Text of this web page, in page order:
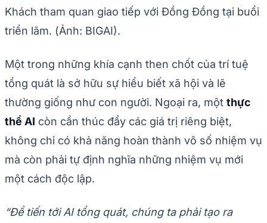
Khách tham quan giao tiếp với Đồng Đồng tại buổi
triển lãm. (Ảnh: BIGAI).
Một trong những khía cạnh then chốt của trí tuệ
tổng quát là sở hữu sự hiểu biết xã hội và lẽ
thường giống như con người. Ngoại ra, một thực
thể AI còn cần thúc đẩy các giá trị riêng biệt,
không chỉ có khả năng hoàn thành vô số nhiệm vụ
mà còn phải tự định nghĩa những nhiệm vụ mới
một cách độc lập.
“Để tiến tới AI tổng quát, chúng ta phải tạo ra